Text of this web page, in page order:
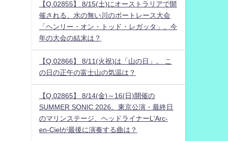
【Q.02855】 8/15(土)にオーストラリアで開
催される、水の無い川のボートレース大会
「ヘンリー・オン・トッド・レガッタ」。今
年の大会の結末は？
【Q.02866】 8/11(火祝)は「山の日」。 こ
の日の正午の富士山の気温は？
【Q.02865】 8/14(金)～16(日)開催の
SUMMER SONIC 2026。東京公演・最終日
のマリンステージ、ヘッドライナーL'Arc-
en-Cielが最後に演奏する曲は？